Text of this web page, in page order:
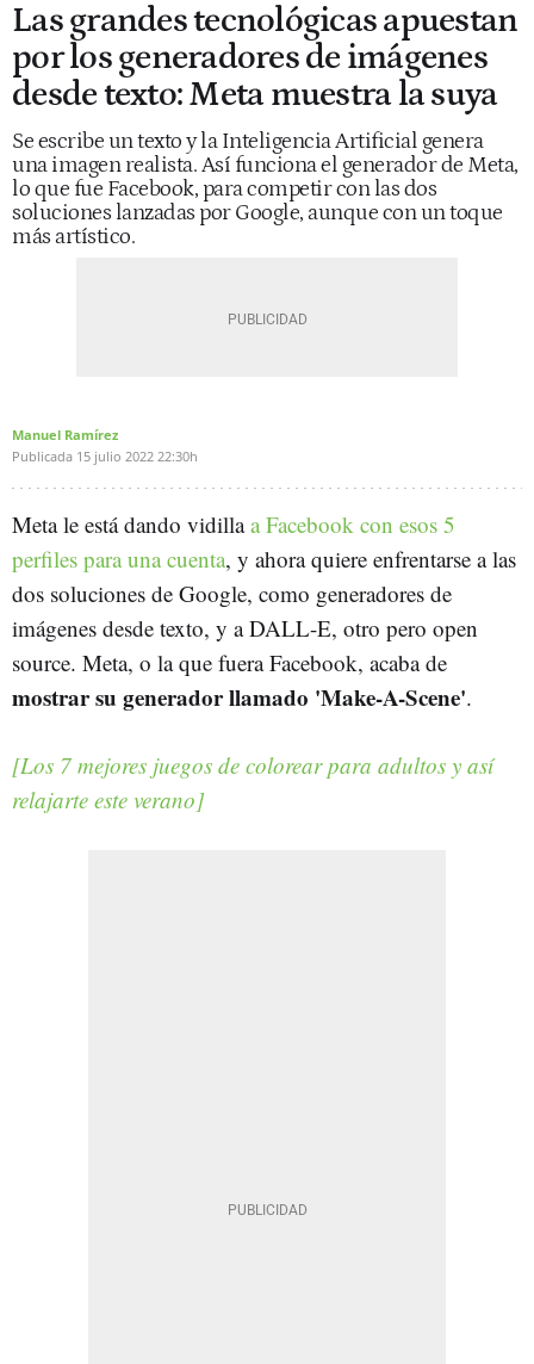
Las grandes tecnológicas apuestan
por los generadores de imágenes
desde texto: Meta muestra la suya
Se escribe un texto y la Inteligencia Artificial genera
una imagen realista. Así funciona el generador de Meta,
lo que fue Facebook, para competir con las dos
soluciones lanzadas por Google, aunque con un toque
más artístico.
Manuel Ramírez
Publicada 15 julio 2022 22:30h
Meta le está dando vidillaa Facebook con esos 5
perfiles para una cuenta, y ahora quiere enfrentarse a las
dos soluciones de Google, como generadores de
imágenes desde texto, y a DALL-E, otro pero open
source. Meta, o la que fuera Facebook, acaba de
mostrar su generador llamado 'Make-A-Scene'.
[Los 7 mejores juegos de colorear para adultos y así
relajarte este verano]